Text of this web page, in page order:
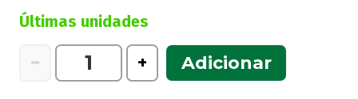
Últimas unidades
−
Quantidade
+ Adicionar